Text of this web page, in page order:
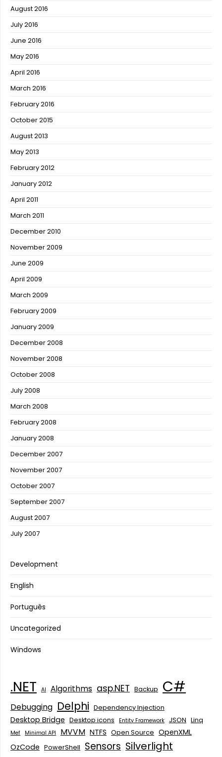
August 2016
July 2016
June 2016
May 2016
April 2016
March 2016
February 2016
October 2015
August 2013
May 2013
February 2012
January 2012
April 2011
March 2011
December 2010
November 2009
June 2009
April 2009
March 2009
February 2009
January 2009
December 2008
November 2008
October 2008
July 2008
March 2008
February 2008
January 2008
December 2007
November 2007
October 2007
September 2007
August 2007
July 2007
Development
English
Português
Uncategorized
Windows
.NET AI Algorithms asp.NET Backup C#
Debugging Delphi Dependency Injection
Desktop Bridge Desktop icons Entity Framework JSON Linq
Mef Minimal API MVVM NTFS Open Source OpenXML
OzCode PowerShell Sensors Silverlight